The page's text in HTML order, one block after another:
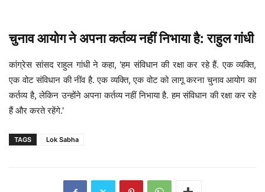
चुनाव आयोग ने अपना कर्तव्य नहीं निभाया है: राहुल गांधी
कांग्रेस सांसद राहुल गांधी ने कहा, 'हम संविधान की रक्षा कर रहे हैं. एक व्यक्ति,
एक वोट संविधान की नींव है. एक व्यक्ति, एक वोट को लागू करना चुनाव आयोग का
कर्तव्य है, लेकिन उन्होंने अपना कर्तव्य नहीं निभाया है. हम संविधान की रक्षा कर रहे
हैं और करते रहेंगे.'
TAGS Lok Sabha